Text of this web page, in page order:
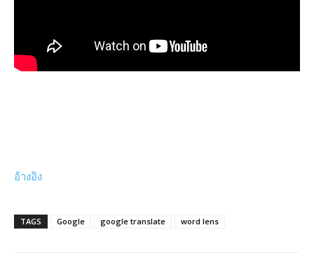
อ้างอิง
TAGS Google google translate word lens